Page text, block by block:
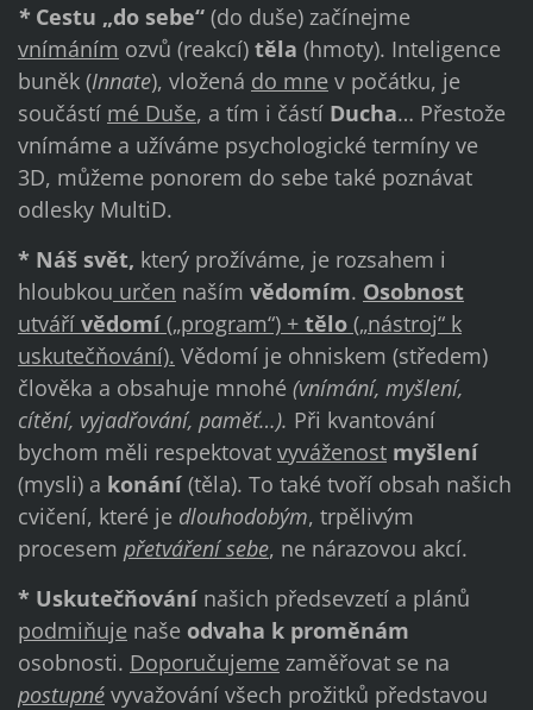
* Cestu „do sebe“(do duše) začínejme
vnímáním ozvů (reakcí) těla (hmoty). Inteligence
buněk (Innate), vložená do mne v počátku, je
součástí mé Duše, a tím i částí Ducha… Přestože
vnímáme a užíváme psychologické termíny ve
3D, můžeme ponorem do sebe také poznávat
odlesky MultiD.
* Náš svět, který prožíváme, je rozsahem i
hloubkou určen naším vědomím. Osobnost
utváří vědomí(„program“) + tělo(„nástroj“ k
uskutečňování). Vědomí je ohniskem (středem)
člověka a obsahuje mnohé (vnímání, myšlení,
cítění, vyjadřování, paměť…). Při kvantování
bychom měli respektovat vyváženost myšlení
(mysli) a konání(těla). To také tvoří obsah našich
cvičení, které je dlouhodobým, trpělivým
procesem přetváření sebe, ne nárazovou akcí.
* Uskutečňovánínašich předsevzetí a plánů
podmiňuje naše odvaha k proměnám
osobnosti. Doporučujeme zaměřovat se na
postupnévyvažování všech prožitků představou